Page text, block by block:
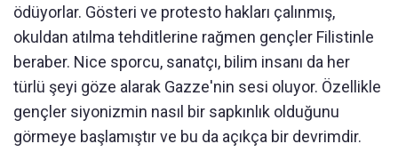
ödüyorlar. Gösteri ve protesto hakları çalınmış,
okuldan atılma tehditlerine rağmen gençler Filistinle
beraber. Nice sporcu, sanatçı, bilim insanı da her
türlü şeyi göze alarak Gazze'nin sesi oluyor. Özellikle
gençler siyonizmin nasıl bir sapkınlık olduğunu
görmeye başlamıştır ve bu da açıkça bir devrimdir.